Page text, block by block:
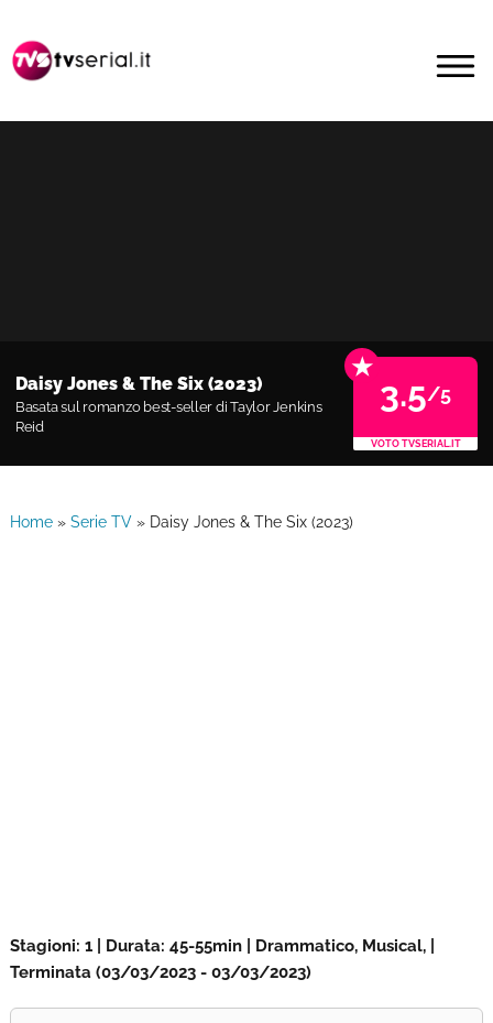
alla
navigazione
contenuto
MENU
Daisy Jones & The Six (2023)
Basata sul romanzo best-seller di Taylor Jenkins
Reid
★
3.5/5
VOTO TVSERIAL.IT
Home» Serie TV» Daisy Jones & The Six (2023)
Stagioni: 1 | Durata: 45-55min | Drammatico, Musical, |
Terminata (03/03/2023 - 03/03/2023)